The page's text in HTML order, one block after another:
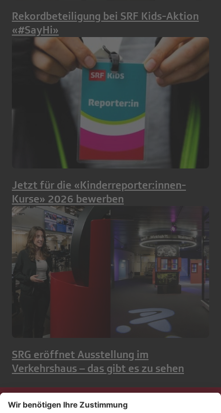
Rekordbeteiligung bei SRF Kids-Aktion
«#SayHi»
Jetzt für die «Kinderreporter:innen-
Kurse» 2026 bewerben
SRG eröffnet Ausstellung im
Verkehrshaus – das gibt es zu sehen